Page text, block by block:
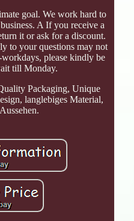
goal. We work hard to
A If you receive a
it or ask for a discount.
to your questions may not
please kindly be
till Monday.
Packaging, Unique
langlebiges Material,